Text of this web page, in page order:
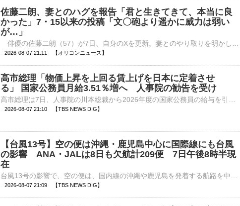
佐藤二朗、妻とのハグを報告「君と生きてきて、本当に良
かった」7・15以来の投稿「文〇砲より遥かに威力は弱い
が…」
2026-08-07 21:11 【オリコンニュース】
高市総理「物価上昇を上回る賃上げを日本に定着させ
る」 国家公務員月給3.51％増へ 人事院の勧告を受け
2026-08-07 21:10 【TBS NEWS DIG】
【台風13号】空の便は沖縄・鹿児島中心に国際線にも台風
の影響 ANA・JALは8日も欠航計209便 7日午後8時半現
在
2026-08-07 21:09 【TBS NEWS DIG】